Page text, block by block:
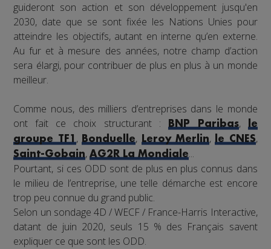
guideront son action et son développement jusqu'en
2030, date que se sont fixée les Nations Unies pour
atteindre les objectifs, autant en interne qu’en externe.
Au fur et à mesure des années, notre champ d’action
sera élargi, pour contribuer de plus en plus à un monde
meilleur.
Comme nous, des milliers d’entreprises dans le monde
ont fait ce choix structurant :
BNP Paribas,
le
groupe TF1,Bonduelle, Leroy Merlin,le CNES,
Saint-Gobain,AG2R La Mondiale...
Pourtant, si ces ODD sont de plus en plus connus dans
le milieu de l’entreprise, une telle démarche est encore
trop peu connue du grand public.
Selon un sondage 4D / WECF / France-Harris Interactive,
datant de juin 2020, seuls 15 % des Français savent
expliquer ce que sont les ODD.